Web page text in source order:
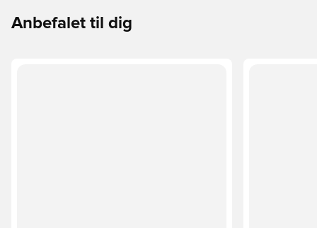
Anbefalet til dig